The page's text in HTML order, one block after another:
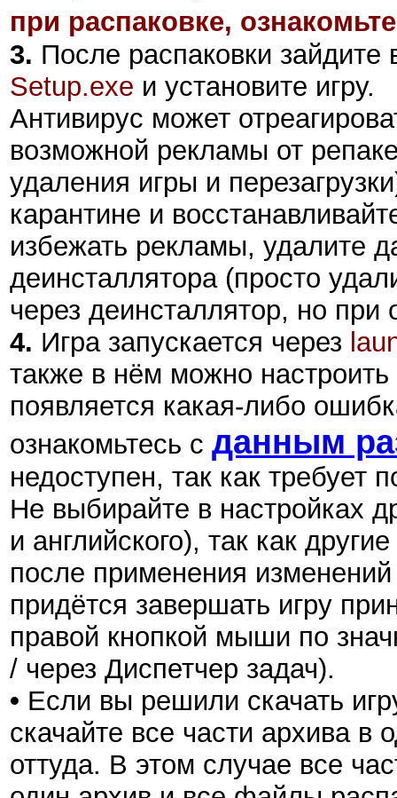
при распаковке,
3. После распаковки зайдите
Setup.exe и установите игру.
Антивирус может
возможной рекламы от
удаления игры и
карантине и
избежать рекламы, удалите
деинсталлятора (просто
через деинсталлятор, но при
4. Игра запускается через
также в нём можно
появляется какая-либо
ознакомьтесь с данным
недоступен, так как требует
Не выбирайте в настройках
и английского), так как
после применения изменений
придётся завершать игру
правой кнопкой мыши по
/ через Диспетчер задач).
• Если вы решили скачать
скачайте все части архива в
оттуда. В этом случае все